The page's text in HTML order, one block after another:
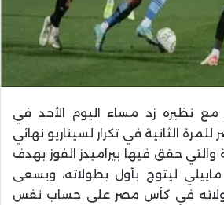
مع نظيره زد مساء اليوم الأحد في
الثانية في تكرار لسيناريو نهائي
حقق فيها بيراميدز الفوز بهدف
ليتوج بأول بطولاته، ويسعى
بطولاته في كأس مصر على حساب نفس